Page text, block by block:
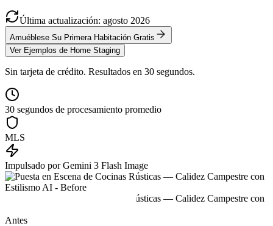
Última actualización: agosto 2026
Amuéblese Su Primera Habitación Gratis
Ver Ejemplos de Home Staging
Sin tarjeta de crédito. Resultados en 30 segundos.
30 segundos de procesamiento promedio
MLS
Impulsado por Gemini 3 Flash Image
Antes